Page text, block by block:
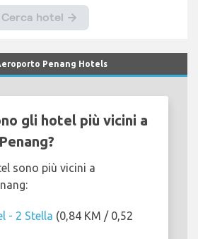
Penang Hotels
gli hotel più vicini a
sono più vicini a
- 2 Stella (0,84 KM / 0,52